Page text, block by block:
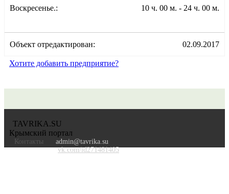
Воскресенье.:
10 ч. 00 м. - 24 ч. 00 м.
Объект отредактирован: 02.09.2017
Хотите добавить предприятие?
TAVRIKA.SU
Крымский портал
Контакты
admin@tavrika.su
vk.com/id271481405